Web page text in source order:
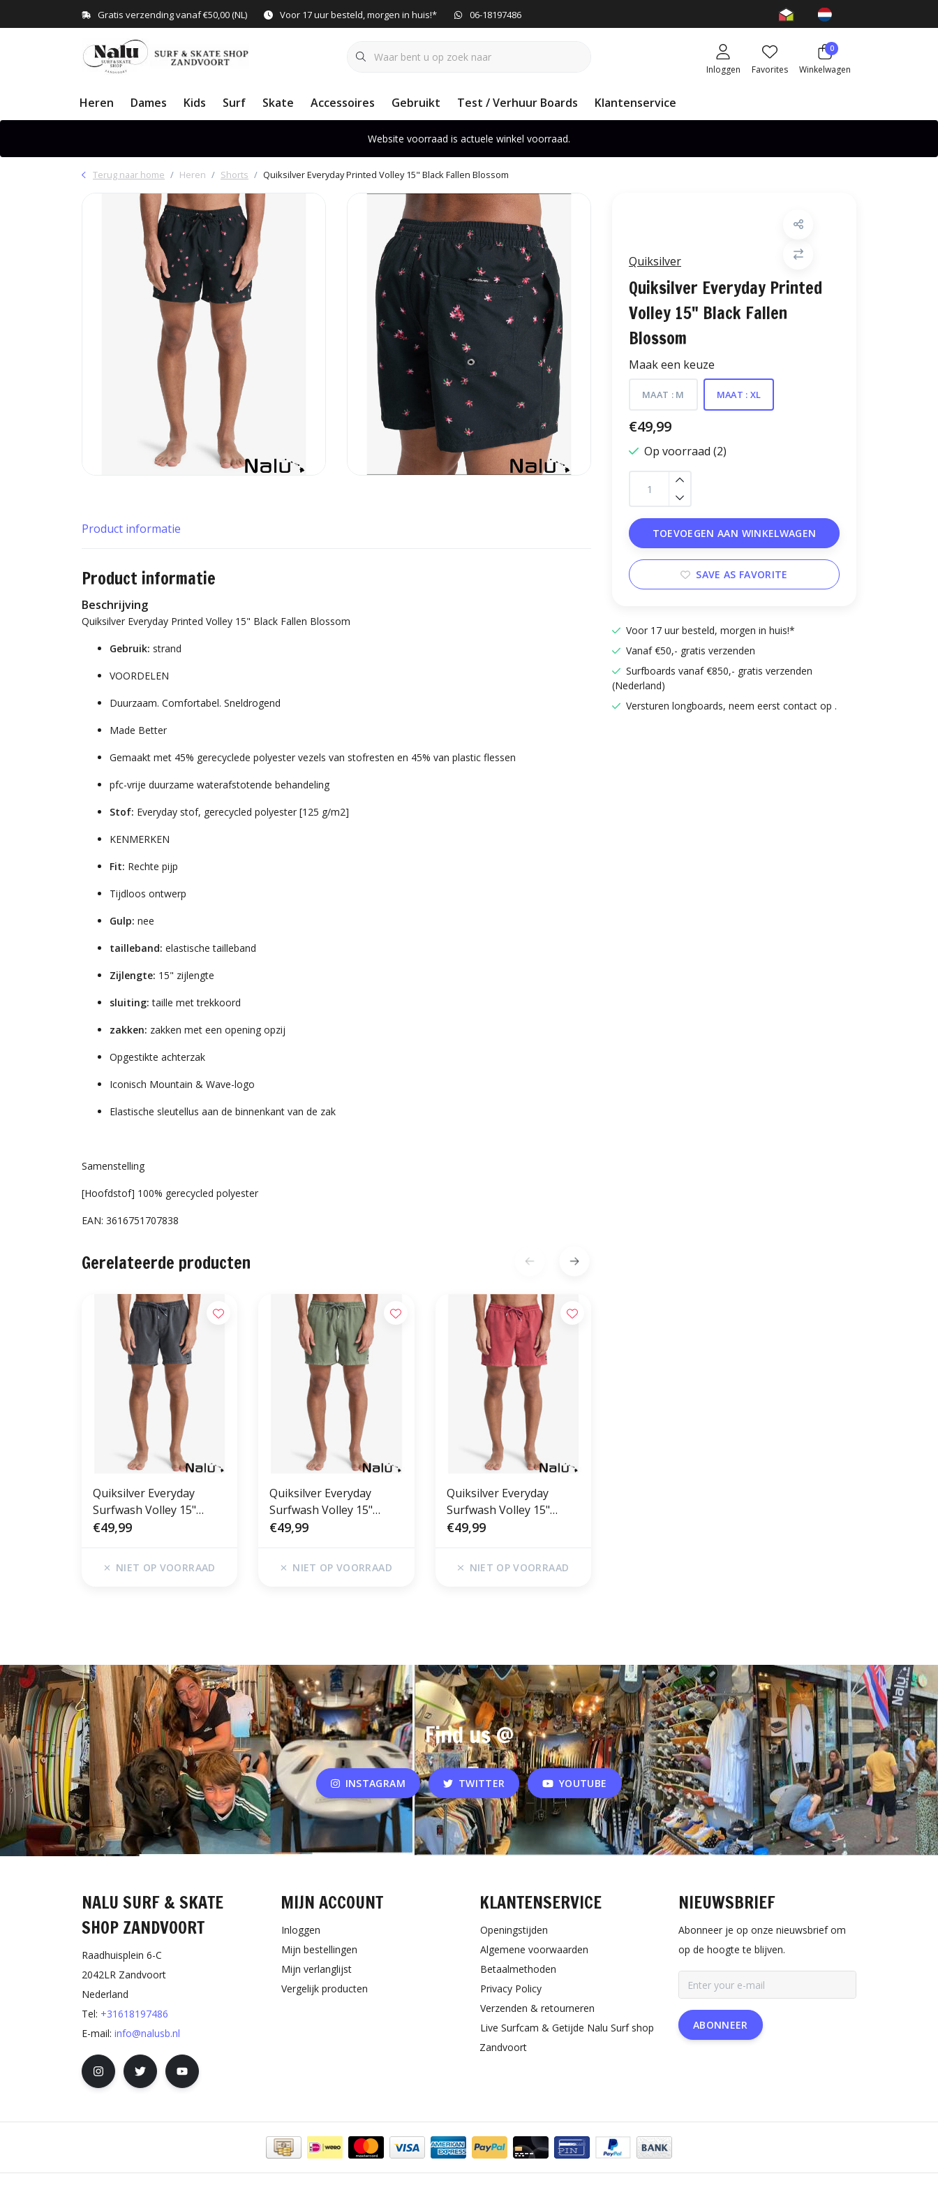
Gratis verzending vanaf €50,00 (NL) Voor 17 uur besteld, morgen in huis!* 06-18197486
Inloggen Favorites
0
Winkelwagen
Heren Dames Kids Surf Skate Accessoires Gebruikt Test / Verhuur Boards Klantenservice
Website voorraad is actuele winkel voorraad.
Terug naar home Heren Shorts Quiksilver Everyday Printed Volley 15" Black Fallen Blossom
Quiksilver
Quiksilver Everyday Printed
Volley 15" Black Fallen
Blossom
Maak een keuze
MAAT : M MAAT : XL
€49,99
Op voorraad (2)
TOEVOEGEN AAN WINKELWAGEN
SAVE AS FAVORITE
Voor 17 uur besteld, morgen in huis!*
Vanaf €50,- gratis verzenden
Surfboards vanaf €850,- gratis verzenden
(Nederland)
Versturen longboards, neem eerst contact op .
Product informatie
Product informatie
Beschrijving
Quiksilver Everyday Printed Volley 15" Black Fallen Blossom
Gebruik: strand
VOORDELEN
Duurzaam. Comfortabel. Sneldrogend
Made Better
Gemaakt met 45% gerecyclede polyester vezels van stofresten en 45% van plastic flessen
pfc-vrije duurzame waterafstotende behandeling
Stof: Everyday stof, gerecycled polyester [125 g/m2]
KENMERKEN
Fit: Rechte pijp
Tijdloos ontwerp
Gulp: nee
tailleband: elastische tailleband
Zijlengte: 15" zijlengte
sluiting:taille met trekkoord
zakken: zakken met een opening opzij
Opgestikte achterzak
Iconisch Mountain & Wave-logo
Elastische sleutellus aan de binnenkant van de zak
Samenstelling
[Hoofdstof] 100% gerecycled polyester
EAN: 3616751707838
Gerelateerde producten
Quiksilver Everyday
Surfwash Volley 15"
Black
€49,99
NIET OP VOORRAAD
Quiksilver Everyday
Surfwash Volley 15"
Grape Leaf
€49,99
NIET OP VOORRAAD
Quiksilver Everyday
Surfwash Volley 15"
Burnt Russet
€49,99
NIET OP VOORRAAD
Find us @
INSTAGRAM TWITTER YOUTUBE
NALU SURF & SKATE
SHOP ZANDVOORT
Raadhuisplein 6-C
2042LR Zandvoort
Nederland
Tel: +31618197486
E-mail: info@nalusb.nl
MIJN ACCOUNT
Inloggen
Mijn bestellingen
Mijn verlanglijst
Vergelijk producten
KLANTENSERVICE
Openingstijden
Algemene voorwaarden
Betaalmethoden
Privacy Policy
Verzenden & retourneren
Live Surfcam & Getijde Nalu Surf shop
Zandvoort
NIEUWSBRIEF
Abonneer je op onze nieuwsbrief om
op de hoogte te blijven.
ABONNEER